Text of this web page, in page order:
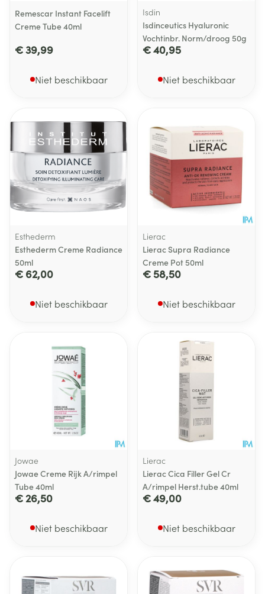
Remescar Instant Facelift
Creme Tube 40ml
€ 39,99
Niet beschikbaar
Isdin
Isdinceutics Hyaluronic
Vochtinbr. Norm/droog 50g
€ 40,95
Niet beschikbaar
Esthederm
Esthederm Creme Radiance
50ml
€ 62,00
Niet beschikbaar
Lierac
Lierac Supra Radiance
Creme Pot 50ml
€ 58,50
Niet beschikbaar
Jowae
Jowae Creme Rijk A/rimpel
Tube 40ml
€ 26,50
Niet beschikbaar
Lierac
Lierac Cica Filler Gel Cr
A/rimpel Herst.tube 40ml
€ 49,00
Niet beschikbaar